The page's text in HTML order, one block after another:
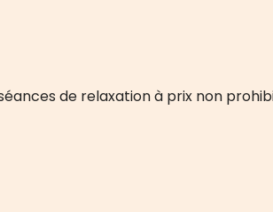
de relaxation à prix non